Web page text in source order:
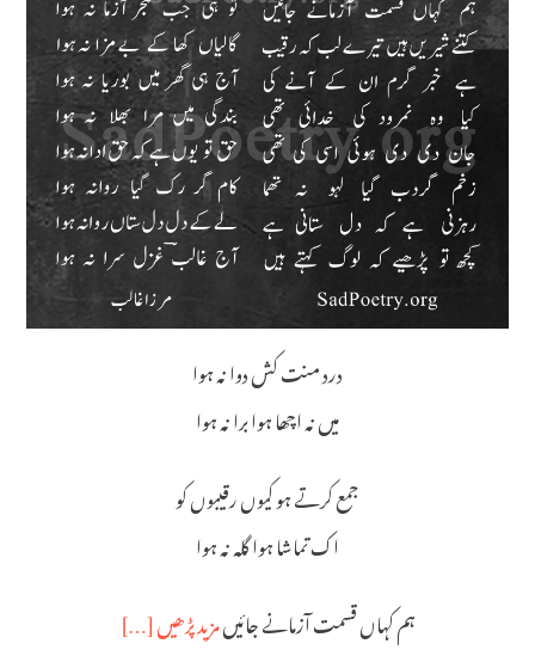
درد منت کش دوا نہ ہوا
میں نہ اچھا ہوا برا نہ ہوا
جمع کرتے ہو کیوں رقیبوں کو
اک تماشا ہوا گلہ نہ ہوا
ہم کہاں قسمت آزمانے جائیںمزید پڑھیں […]